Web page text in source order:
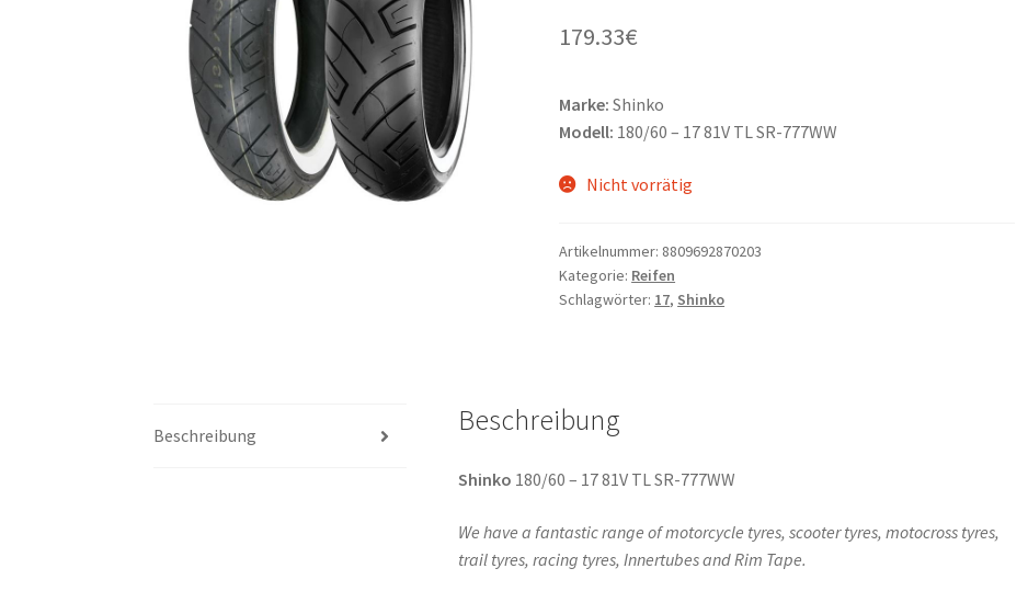
179.33€
Marke: Shinko
Modell: 180/60 – 17 81V TL SR-777WW
Nicht vorrätig
Artikelnummer: 8809692870203
Kategorie: Reifen
Schlagwörter: 17, Shinko
Beschreibung Beschreibung
Shinko 180/60 – 17 81V TL SR-777WW
We have a fantastic range of motorcycle tyres, scooter tyres, motocross tyres,
trail tyres, racing tyres, Innertubes and Rim Tape.